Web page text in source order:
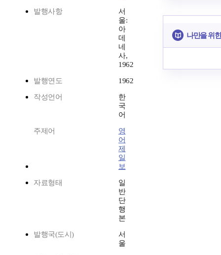
발행사항
서
울:
아
데
네
사,
1962
발행연도 1962
작성언어
한
국
어
주제어
영
어
제
일
보
자료형태
일
반
단
행
본
발행국(도시)
서
울
나만을 위